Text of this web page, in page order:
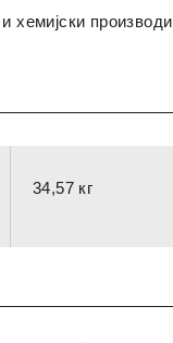
хемијски производи
34,57 кг